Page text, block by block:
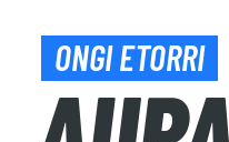
ONGI ETORRI